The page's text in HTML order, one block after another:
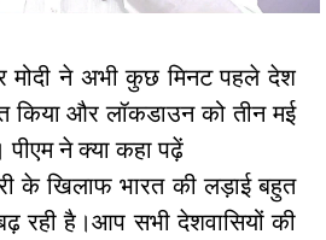
मोदी ने अभी कुछ मिनट पहले देश
किया और लॉकडाउन को तीन मई
ने क्या कहा पढ़ें
के खिलाफ भारत की लड़ाई बहुत
रही है।आप सभी देशवासियों की